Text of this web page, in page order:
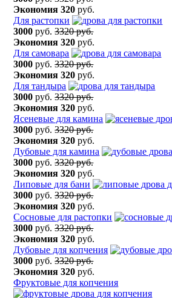
Экономия 320 руб.
Для растопки
3000 руб.3320 руб.
Экономия 320 руб.
Для самовара
3000 руб.3320 руб.
Экономия 320 руб.
Для тандыра
3000 руб.3320 руб.
Экономия 320 руб.
Ясеневые для камина
3000 руб.3320 руб.
Экономия 320 руб.
Дубовые для камина
3000 руб.3320 руб.
Экономия 320 руб.
Липовые для бани
3000 руб.3320 руб.
Экономия 320 руб.
Сосновые для растопки
3000 руб.3320 руб.
Экономия 320 руб.
Дубовые для копчения
3000 руб.3320 руб.
Экономия 320 руб.
Фруктовые для копчения